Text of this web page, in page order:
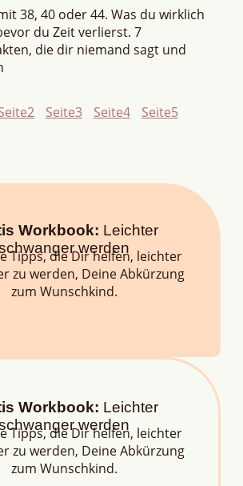
38, 40 oder 44. Was du wirklich
du Zeit verlierst. 7
die dir niemand sagt und
2 Seite3 Seite4 Seite5
Workbook: Leichter
werden
Tipps, die Dir helfen, leichter
zu werden, Deine Abkürzung
zum Wunschkind.
Workbook: Leichter
werden
Tipps, die Dir helfen, leichter
zu werden, Deine Abkürzung
zum Wunschkind.